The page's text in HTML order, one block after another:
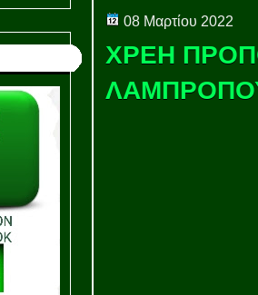
08 Μαρτίου 2022
ΧΡΕΗ